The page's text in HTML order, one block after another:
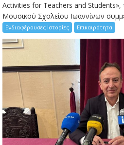
Activities for Teachers and Students»,
Μουσικού Σχολείου Ιωαννίνων
Ενδιαφέρουσες Ιστορίες Επικαιρότητα